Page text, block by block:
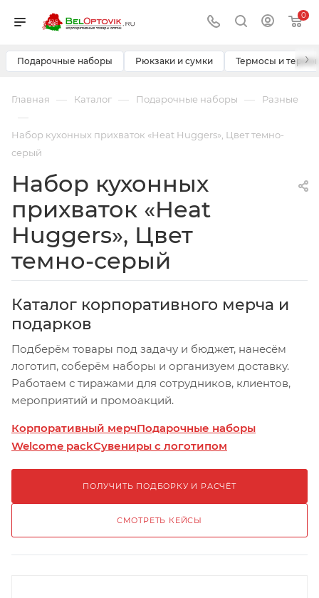
0
Подарочные наборы Рюкзаки и сумки Термосы и ›
Главная — Каталог — Подарочные наборы — Разные
—
Набор кухонных прихваток «Heat Huggers», Цвет темно-
серый
Набор кухонных
прихваток «Heat
Huggers», Цвет
темно-серый
Каталог корпоративного мерча и
подарков
Подберём товары под задачу и бюджет, нанесём
логотип, соберём наборы и организуем доставку.
Работаем с тиражами для сотрудников, клиентов,
мероприятий и промоакций.
Корпоративный мерчПодарочные наборы
Welcome packСувениры с логотипом
ПОЛУЧИТЬ ПОДБОРКУ И РАСЧЁТ
СМОТРЕТЬ КЕЙСЫ